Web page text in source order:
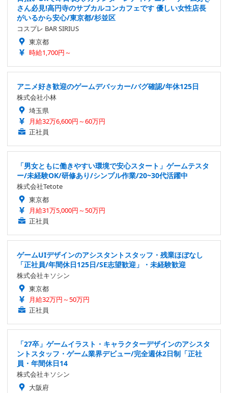
さん必見!高円寺のサブカルコンカフェです 優しい女性店長
がいるから安心/東京都/杉並区
コスプレ BAR SIRIUS
東京都
時給1,700円～
アニメ好き歓迎のゲームデバッカー/バグ確認/年休125日
株式会社小林
埼玉県
月給32万6,600円～60万円
正社員
「男女ともに働きやすい環境で安心スタート」ゲームテスタ
ー/未経験OK/研修あり/シンプル作業/20~30代活躍中
株式会社Tetote
東京都
月給31万5,000円～50万円
正社員
ゲームUIデザインのアシスタントスタッフ・残業ほぼなし
「正社員/年間休日125日/SE志望歓迎」・未経験歓迎
株式会社キソシン
東京都
月給32万円～50万円
正社員
「27卒」ゲームイラスト・キャラクターデザインのアシスタ
ントスタッフ・ゲーム業界デビュー/完全週休2日制「正社
員・年間休日14
株式会社キソシン
大阪府